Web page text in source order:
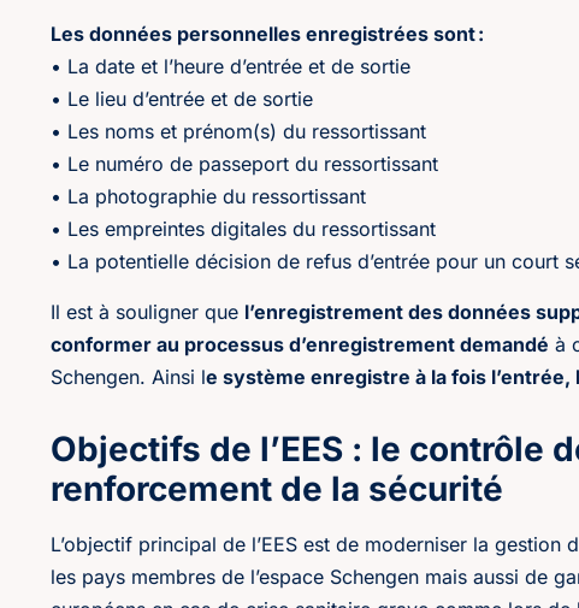
Les données personnelles enregistrées sont :
• La date et l’heure d’entrée et de sortie
• Le lieu d’entrée et de sortie
• Les noms et prénom(s) du ressortissant
• Le numéro de passeport du ressortissant
• La photographie du ressortissant
• Les empreintes digitales du ressortissant
• La potentielle décision de refus d’entrée pour un court
Il est à souligner que l’enregistrement des données
conformer au processus d’enregistrement demandé à
Schengen. Ainsi le système enregistre à la fois
Objectifs de l’EES : le contrôle
renforcement de la sécurité
L’objectif principal de l’EES est de moderniser la
les pays membres de l’espace Schengen mais aussi de